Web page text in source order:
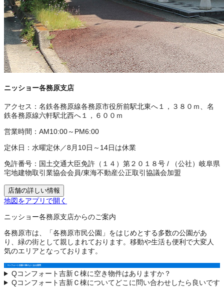
ニッショー各務原支店
アクセス： 名鉄各務原線各務原市役所前駅北東へ１，３８０ｍ、名
鉄各務原線六軒駅北西へ１，６００ｍ
営業時間： AM10:00～PM6:00
定休日： 水曜定休／8月10日～14日は休業
免許番号： 国土交通大臣免許（１４）第２０１８号 /
（公社）岐阜県
宅地建物取引業協会会員/東海不動産公正取引協議会加盟
店舗の詳しい情報
地図をアプリで開く
ニッショー各務原支店からのご案内
各務原市は、「各務原市民公園」をはじめとする多数の公園があ
り、緑の街として親しまれております。移動や生活も便利で大変人
気のエリアとなっております。
コンフォート吉新Ｃ棟のよくある質問
Qコンフォート吉新Ｃ棟に空き物件はありますか？
Qコンフォート吉新Ｃ棟についてどこに問い合わせしたら良いです